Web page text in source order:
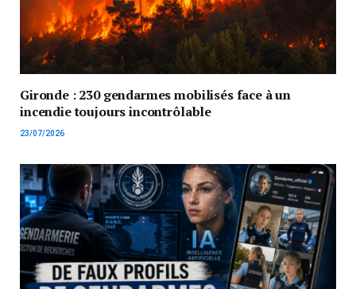
Gironde : 230 gendarmes mobilisés face à un
incendie toujours incontrôlable
23/07/2026